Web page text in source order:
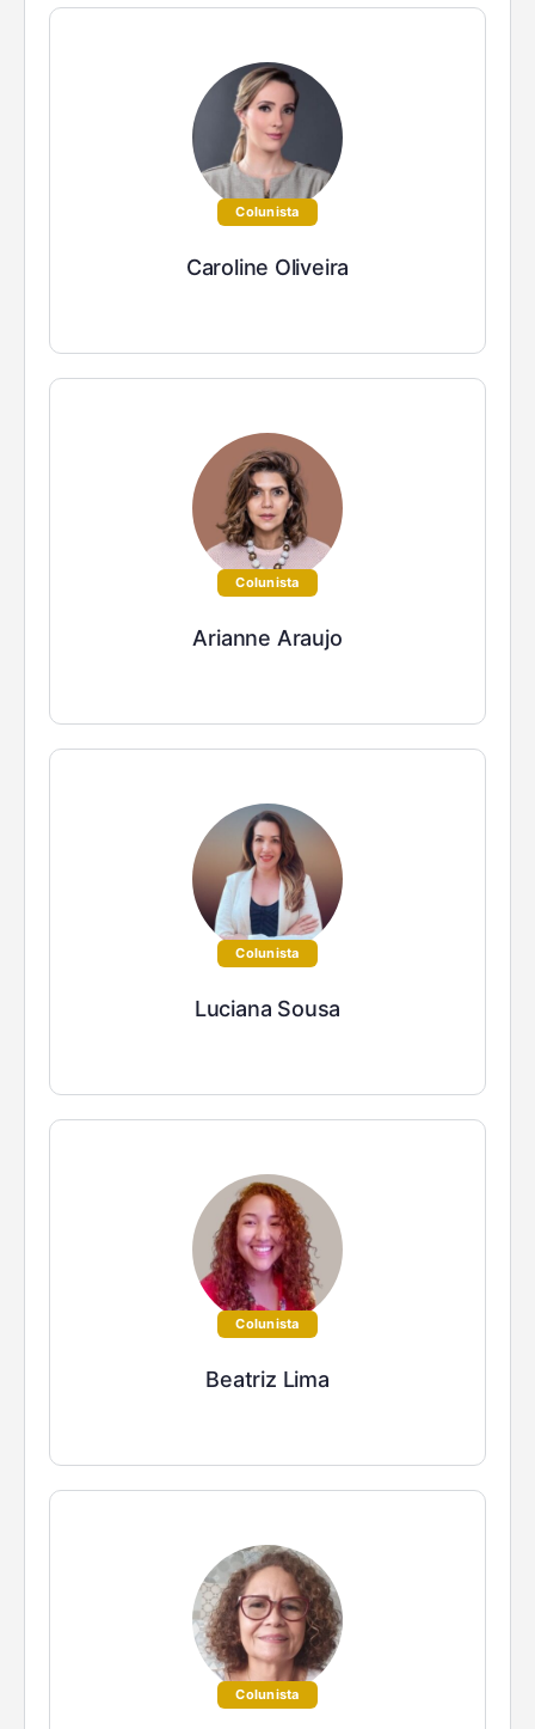
Colunista
Caroline Oliveira
Colunista
Arianne Araujo
Colunista
Luciana Sousa
Colunista
Beatriz Lima
Colunista